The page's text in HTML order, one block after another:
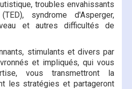
troubles envahissants
syndrome d'Asperger,
et autres difficultés de
stimulants et divers par
et impliqués, qui vous
vous transmettront la
les stratégies et partageront